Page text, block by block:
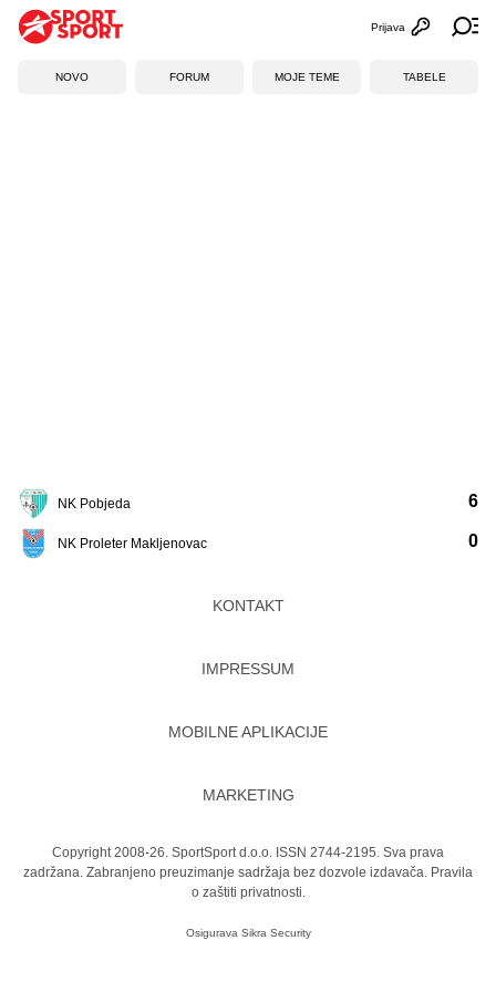
Otvori
Prijava
NOVO FORUM MOJE TEME TABELE
NK Pobjeda
NK Proleter Makljenovac
6
0
KONTAKT
IMPRESSUM
MOBILNE APLIKACIJE
MARKETING
Copyright 2008-26. SportSport d.o.o. ISSN 2744-2195. Sva prava
zadržana. Zabranjeno preuzimanje sadržaja bez dozvole izdavača. Pravila
o zaštiti privatnosti.
Osigurava Sikra Security